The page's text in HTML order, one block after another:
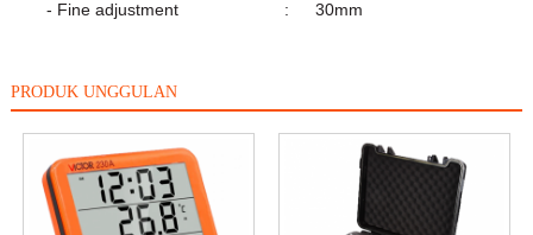
- Fine adjustment
: 30mm
PRODUK UNGGULAN